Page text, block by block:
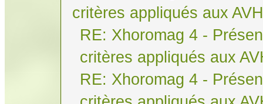
critères appliqués aux AVH
RE: Xhoromag 4 -
critères appliqués aux
RE: Xhoromag 4 -